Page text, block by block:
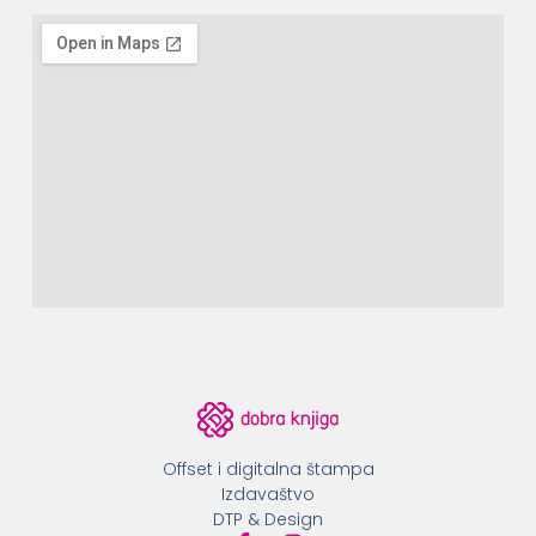
Offset i digitalna štampa
Izdavaštvo
DTP & Design